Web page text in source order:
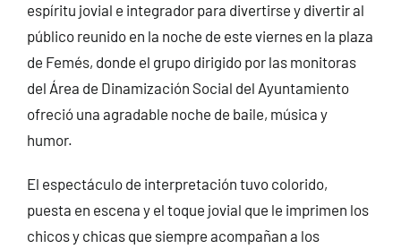
espíritu jovial e integrador para divertirse y divertir al
público reunido en la noche de este viernes en la plaza
de Femés, donde el grupo dirigido por las monitoras
del Área de Dinamización Social del Ayuntamiento
ofreció una agradable noche de baile, música y
humor.
El espectáculo de interpretación tuvo colorido,
puesta en escena y el toque jovial que le imprimen los
chicos y chicas que siempre acompañan a los